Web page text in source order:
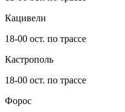
Кацивели
18-00 ост. по трассе
Кастрополь
18-00 ост. по трассе
Форос